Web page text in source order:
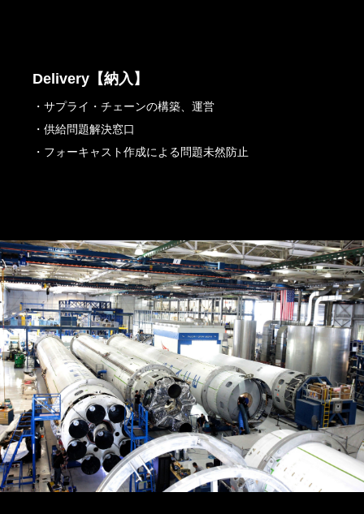
Delivery【納入】
・サプライ・チェーンの構築、運営
・供給問題解決窓口
・フォーキャスト作成による問題未然防止